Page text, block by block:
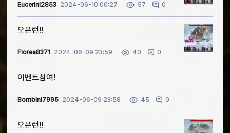
Eucerini2853 2024-06-10 00:27 57 0
오픈런!!
Florea8371 2024-06-09 23:59 40 0
이벤트참여!
Bombini7995 2024-06-09 23:58 45 0
오픈런!!